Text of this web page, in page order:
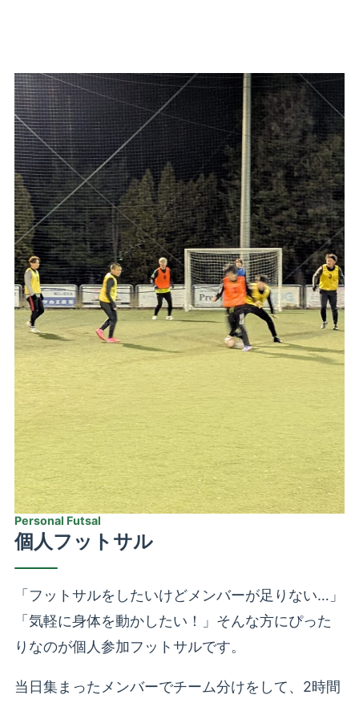
Personal Futsal
個人フットサル
「フットサルをしたいけどメンバーが足りない…」
「気軽に身体を動かしたい！」そんな方にぴった
りなのが個人参加フットサルです。
当日集まったメンバーでチーム分けをして、2時間